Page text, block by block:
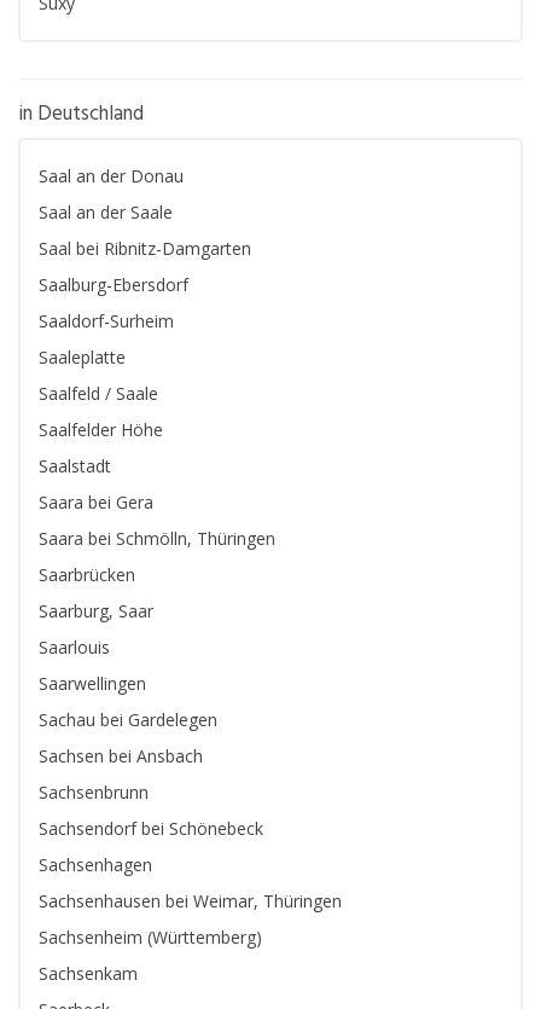
in Deutschland
Saal an der Donau
Saal an der Saale
Saal bei Ribnitz-Damgarten
Saalburg-Ebersdorf
Saaldorf-Surheim
Saaleplatte
Saalfeld / Saale
Saalfelder Höhe
Saalstadt
Saara bei Gera
Saara bei Schmölln, Thüringen
Saarbrücken
Saarburg, Saar
Saarlouis
Saarwellingen
Sachau bei Gardelegen
Sachsen bei Ansbach
Sachsenbrunn
Sachsendorf bei Schönebeck
Sachsenhagen
Sachsenhausen bei Weimar, Thüringen
Sachsenheim (Württemberg)
Sachsenkam